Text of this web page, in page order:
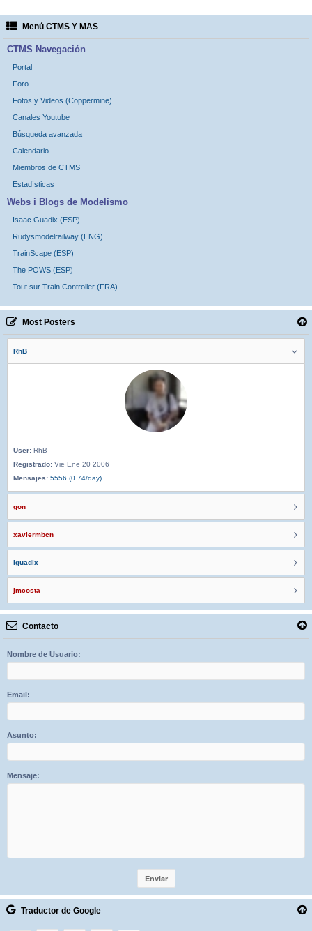
Menú CTMS Y MAS
CTMS Navegación
Portal
Foro
Fotos y Videos (Coppermine)
Canales Youtube
Búsqueda avanzada
Calendario
Miembros de CTMS
Estadísticas
Webs i Blogs de Modelismo
Isaac Guadix (ESP)
Rudysmodelrailway (ENG)
TrainScape (ESP)
The POWS (ESP)
Tout sur Train Controller (FRA)
Most Posters
RhB
User: RhB
Registrado: Vie Ene 20 2006
Mensajes: 5556 (0.74/day)
gon
xaviermbcn
iguadix
jmcosta
Contacto
Nombre de Usuario:
Email:
Asunto:
Mensaje:
Traductor de Google